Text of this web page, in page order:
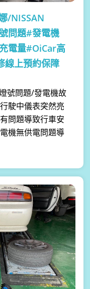
/NISSAN
問題#發電機
電量#OiCar高
線上預約保障
號問題/發電機故
駛中儀表突然亮
問題導致行車安
機無供電問題導